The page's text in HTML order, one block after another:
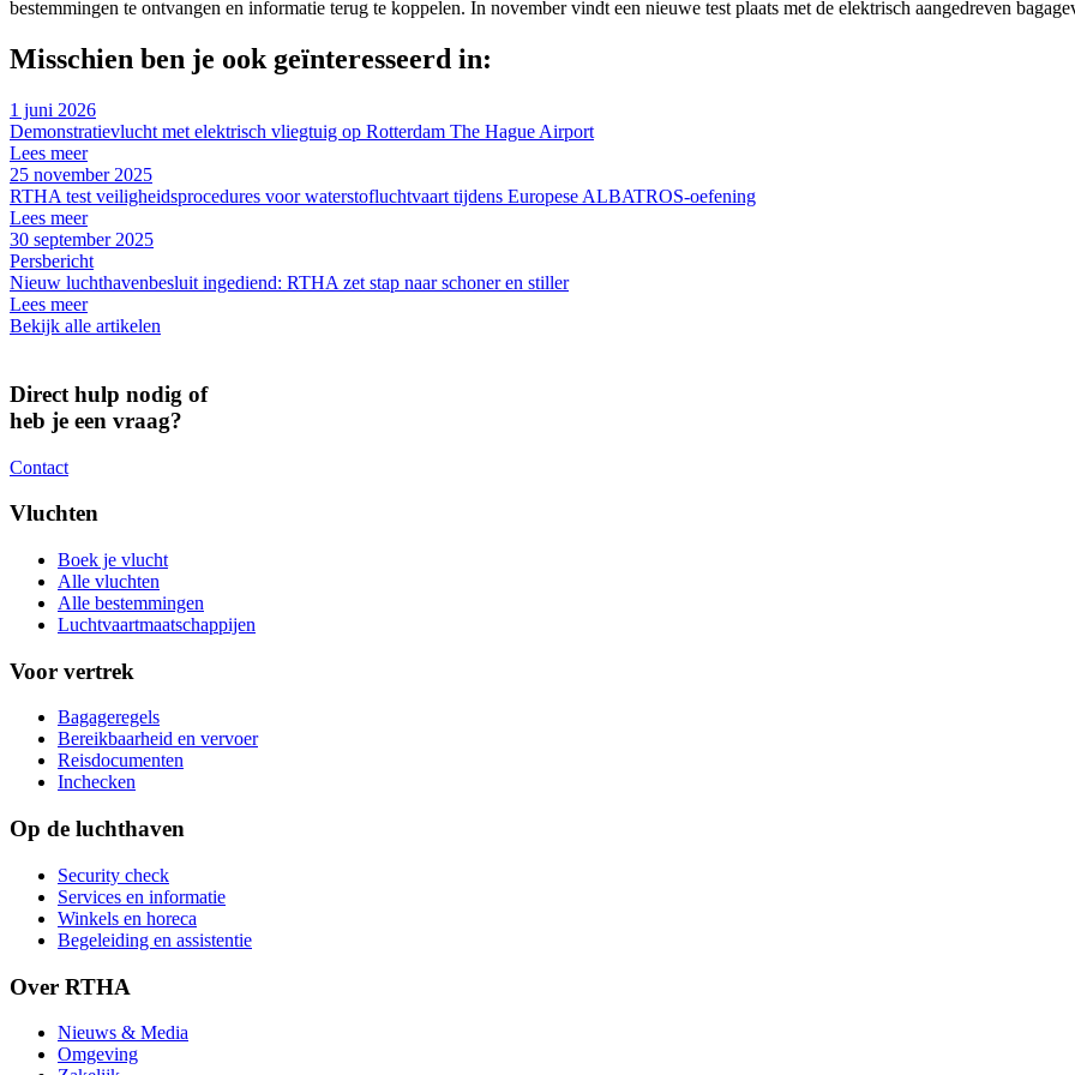
bestemmingen te ontvangen en informatie terug te koppelen. In november vindt een nieuwe test plaats met de elektrisch aangedreven
Misschien ben je ook geïnteresseerd in:
1 juni 2026
Demonstratievlucht met elektrisch vliegtuig op Rotterdam The Hague Airport
Lees meer
25 november 2025
RTHA test veiligheidsprocedures voor waterstofluchtvaart tijdens Europese ALBATROS-oefening
Lees meer
30 september 2025
Persbericht
Nieuw luchthavenbesluit ingediend: RTHA zet stap naar schoner en stiller
Lees meer
Bekijk alle artikelen
Direct hulp nodig of
heb je een vraag?
Contact
Vluchten
Boek je vlucht
Alle vluchten
Alle bestemmingen
Luchtvaartmaatschappijen
Voor vertrek
Bagageregels
Bereikbaarheid en vervoer
Reisdocumenten
Inchecken
Op de luchthaven
Security check
Services en informatie
Winkels en horeca
Begeleiding en assistentie
Over RTHA
Nieuws & Media
Omgeving